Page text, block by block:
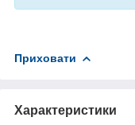
Приховати
Характеристики